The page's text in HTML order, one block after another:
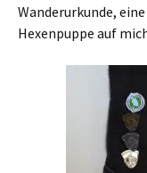
Wanderurkunde,
Hexenpuppe auf